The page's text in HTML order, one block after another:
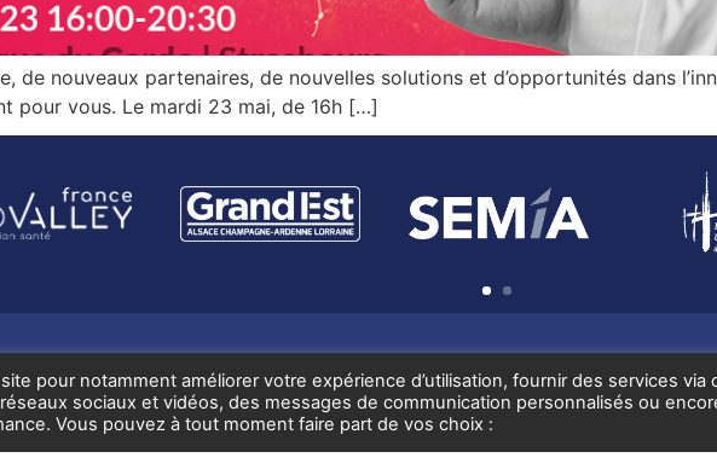
de nouveaux partenaires, de nouvelles solutions et d’opportunités dans
pour vous. Le mardi 23 mai, de 16h […]
DÉCOUVREZ NEXTMED
pour notamment améliorer votre expérience d’utilisation, fournir des services via
sociaux et vidéos, des messages de communication personnalisés ou
Vous pouvez à tout moment faire part de vos choix :